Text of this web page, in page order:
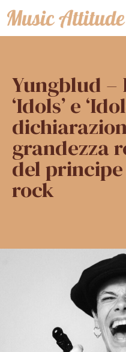
Vai
al
Yungblud –
‘Idols’ e
grandezza
del
rock